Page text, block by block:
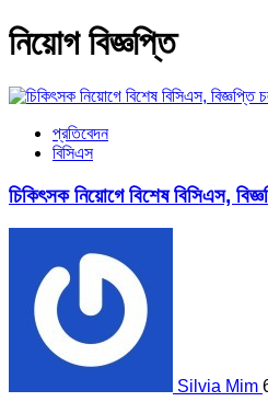
নিয়োগ বিজ্ঞপ্তি
প্রতিবেদন
বিসিএস
চিকিৎসক নিয়োগে বিশেষ বিসিএস,
Silvia Mim